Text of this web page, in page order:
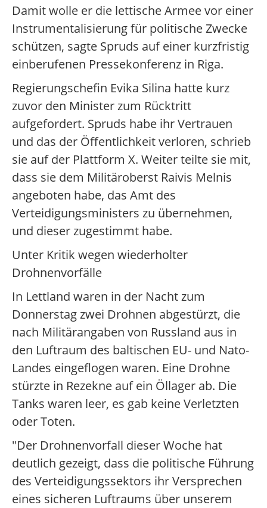
Damit wolle er die lettische Armee vor einer
Instrumentalisierung für politische Zwecke
schützen, sagte Spruds auf einer kurzfristig
einberufenen Pressekonferenz in Riga.
Regierungschefin Evika Silina hatte kurz
zuvor den Minister zum Rücktritt
aufgefordert. Spruds habe ihr Vertrauen
und das der Öffentlichkeit verloren, schrieb
sie auf der Plattform X. Weiter teilte sie mit,
dass sie dem Militäroberst Raivis Melnis
angeboten habe, das Amt des
Verteidigungsministers zu übernehmen,
und dieser zugestimmt habe.
Unter Kritik wegen wiederholter
Drohnenvorfälle
In Lettland waren in der Nacht zum
Donnerstag zwei Drohnen abgestürzt, die
nach Militärangaben von Russland aus in
den Luftraum des baltischen EU- und Nato-
Landes eingeflogen waren. Eine Drohne
stürzte in Rezekne auf ein Öllager ab. Die
Tanks waren leer, es gab keine Verletzten
oder Toten.
"Der Drohnenvorfall dieser Woche hat
deutlich gezeigt, dass die politische Führung
des Verteidigungssektors ihr Versprechen
eines sicheren Luftraums über unserem